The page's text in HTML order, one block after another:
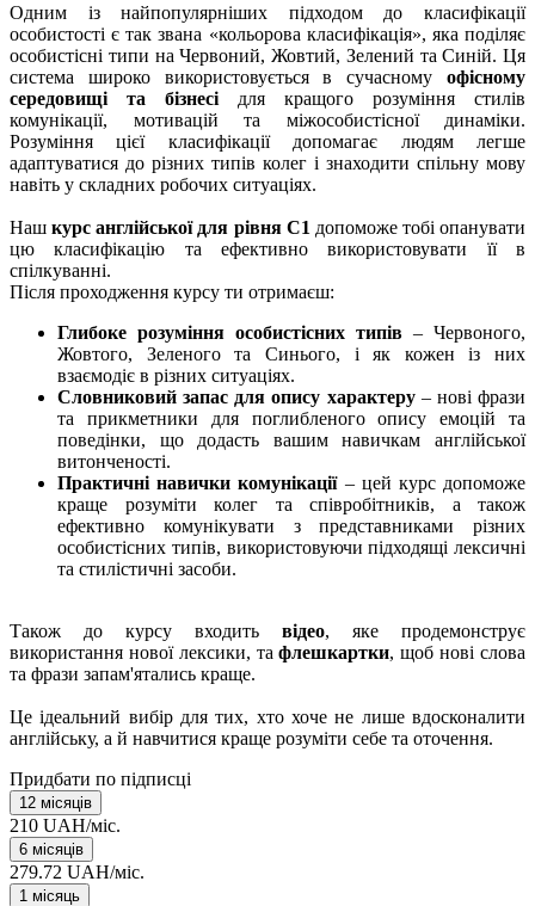
Одним із найпопулярніших підходом до класифікації
особистості є так звана «кольорова класифікація», яка поділяє
особистісні типи на Червоний, Жовтий, Зелений та Синій. Ця
система широко використовується в сучасному офісному
середовищі та бізнесі для кращого розуміння стилів
комунікації, мотивацій та міжособистісної динаміки.
Розуміння цієї класифікації допомагає людям легше
адаптуватися до різних типів колег і знаходити спільну мову
навіть у складних робочих ситуаціях.
Нашкурс англійської для рівня С1 допоможе тобі опанувати
цю класифікацію та ефективно використовувати її в
спілкуванні.
Після проходження курсу ти отримаєш:
Глибоке розуміння особистісних типів – Червоного,
Жовтого, Зеленого та Синього, і як кожен із них
взаємодіє в різних ситуаціях.
Словниковий запас для опису характеру– нові фрази
та прикметники для поглибленого опису емоцій та
поведінки, що додасть вашим навичкам англійської
витонченості.
Практичні навички комунікації– цей курс допоможе
краще розуміти колег та співробітників, а також
ефективно комунікувати з представниками різних
особистісних типів, використовуючи підходящі лексичні
та стилістичні засоби.
Також до курсу входить відео, яке продемонструє
використання нової лексики, тафлешкартки, щоб нові слова
та фрази запам'ятались краще.
Це ідеальний вибір для тих, хто хоче не лише вдосконалити
англійську, а й навчитися краще розуміти себе та оточення.
Придбати по підписці
12 місяців
210 UAH/міс.
6 місяців
279.72 UAH/міс.
1 місяць